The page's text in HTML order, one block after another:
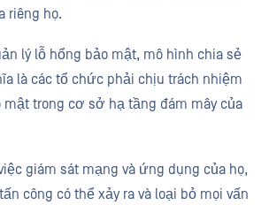
riêng họ.
lý lỗ hổng bảo mật, mô hình chia sẻ
là các tổ chức phải chịu trách nhiệm
mật trong cơ sở hạ tầng đám mây của
giám sát mạng và ứng dụng của họ,
công có thể xảy ra và loại bỏ mọi vấn